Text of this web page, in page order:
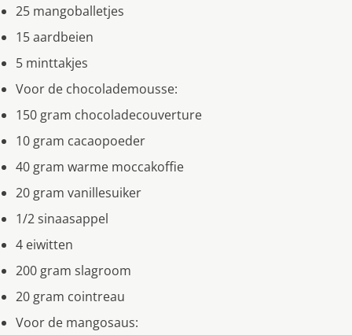
25 mangoballetjes
15 aardbeien
5 minttakjes
Voor de chocolademousse:
150 gram chocoladecouverture
10 gram cacaopoeder
40 gram warme moccakoffie
20 gram vanillesuiker
1/2 sinaasappel
4 eiwitten
200 gram slagroom
20 gram cointreau
Voor de mangosaus: